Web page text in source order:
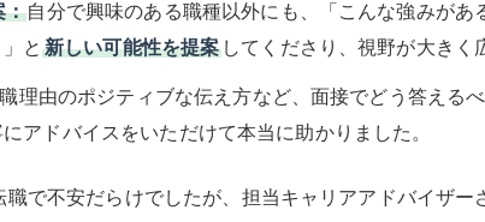
：自分で興味のある職種以外にも、「こんな強みがあ
」と新しい可能性を提案 してくださり、視野が大きく
理由のポジティブな伝え方など、面接でどう答える
アドバイスをいただけて本当に助かりました。
職で不安だらけでしたが、担当キャリアアドバイザー